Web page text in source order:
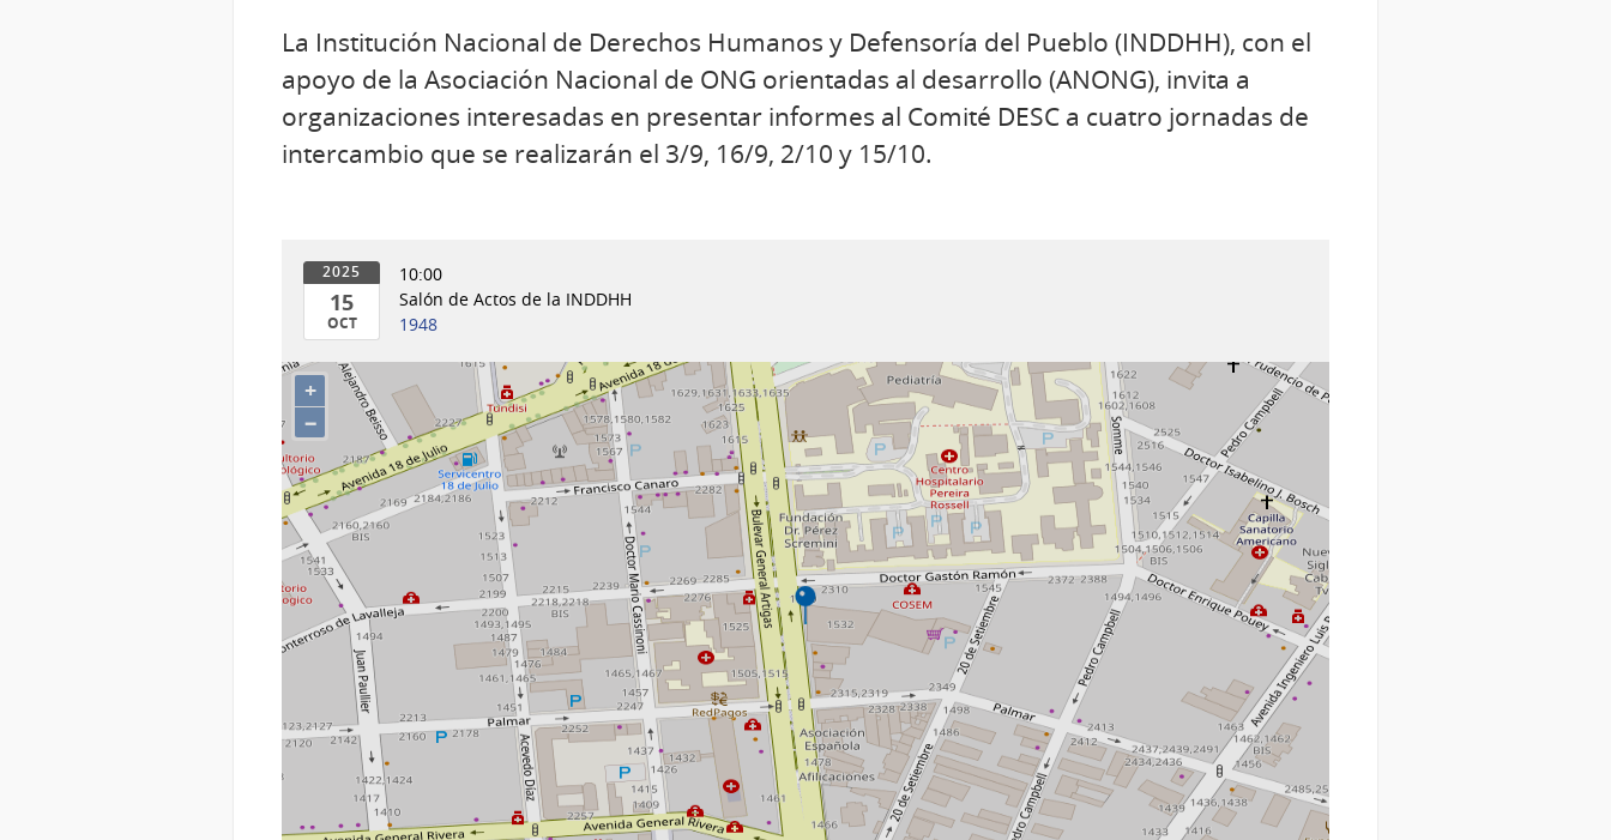
La Institución Nacional de Derechos Humanos y Defensoría del Pueblo (INDDHH), con el
apoyo de la Asociación Nacional de ONG orientadas al desarrollo (ANONG), invita a
organizaciones interesadas en presentar informes al Comité DESC a cuatro jornadas de
intercambio que se realizarán el 3/9, 16/9, 2/10 y 15/10.
2025
15
OCT
de
Oct
del
2025
10:00
Salón de Actos de la INDDHH
1948
+
−